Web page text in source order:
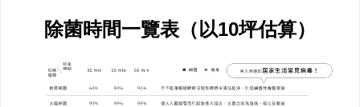
除菌時間一覽表（以10坪估算）